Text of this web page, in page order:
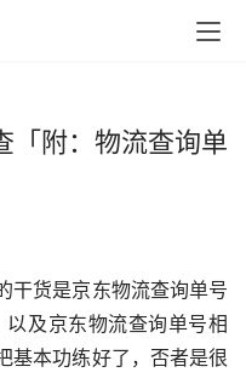
「附：物流查询单
干货是京东物流查询单号
及京东物流查询单号相
基本功练好了，否者是很